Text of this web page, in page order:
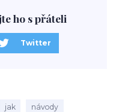
ho s přáteli
Twitter
jak návody